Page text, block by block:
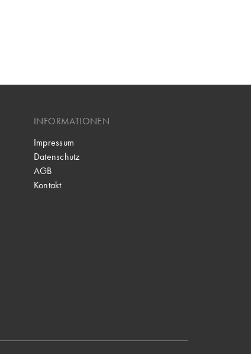
INFORMATIONEN
Impressum
Datenschutz
AGB
Kontakt